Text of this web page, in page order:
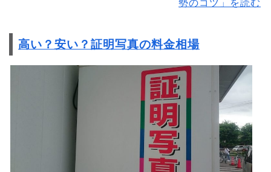
勢のコツ」を読む
高い？安い？証明写真の料金相場